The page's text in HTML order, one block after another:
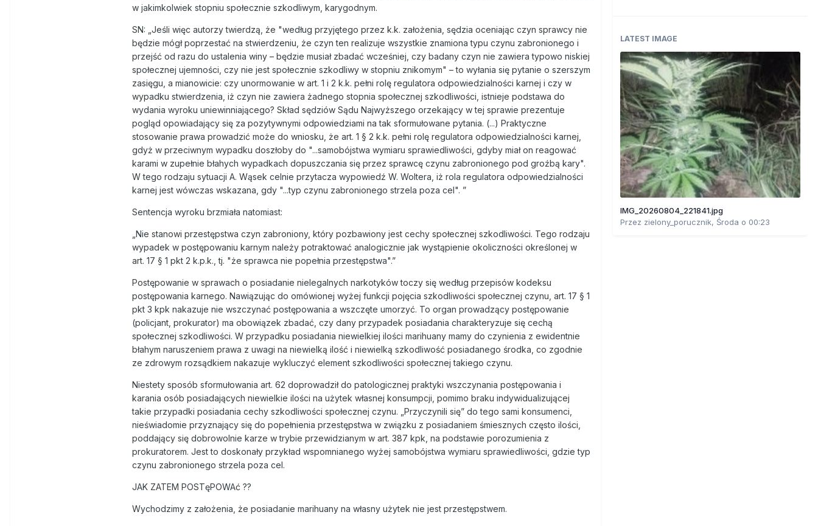
w jakimkolwiek stopniu społecznie szkodliwym, karygodnym.
SN: „Jeśli więc autorzy twierdzą, że "według przyjętego przez k.k. założenia, sędzia oceniając czyn sprawcy nie
będzie mógł poprzestać na stwierdzeniu, że czyn ten realizuje wszystkie znamiona typu czynu zabronionego i
przejść od razu do ustalenia winy – będzie musiał zbadać wcześniej, czy badany czyn nie zawiera typowo niskiej
społecznej ujemności, czy nie jest społecznie szkodliwy w stopniu znikomym" – to wyłania się pytanie o szerszym
zasięgu, a mianowicie: czy unormowanie w art. 1 i 2 k.k. pełni rolę regulatora odpowiedzialności karnej i czy w
wypadku stwierdzenia, iż czyn nie zawiera żadnego stopnia społecznej szkodliwości, istnieje podstawa do
wydania wyroku uniewinniającego? Skład sędziów Sądu Najwyższego orzekający w tej sprawie prezentuje
pogląd opowiadający się za pozytywnymi odpowiedziami na tak sformułowane pytania. (...) Praktyczne
stosowanie prawa prowadzić może do wniosku, że art. 1 § 2 k.k. pełni rolę regulatora odpowiedzialności karnej,
gdyż w przeciwnym wypadku doszłoby do "...samobójstwa wymiaru sprawiedliwości, gdyby miał on reagować
karami w zupełnie błahych wypadkach dopuszczania się przez sprawcę czynu zabronionego pod groźbą kary".
W tego rodzaju sytuacji A. Wąsek celnie przytacza wypowiedź W. Woltera, iż rola regulatora odpowiedzialności
karnej jest wówczas wskazana, gdy "...typ czynu zabronionego strzela poza cel". ”
Sentencja wyroku brzmiała natomiast:
„Nie stanowi przestępstwa czyn zabroniony, który pozbawiony jest cechy społecznej szkodliwości. Tego rodzaju
wypadek w postępowaniu karnym należy potraktować analogicznie jak wystąpienie okoliczności określonej w
art. 17 § 1 pkt 2 k.p.k., tj. "że sprawca nie popełnia przestępstwa".”
Postępowanie w sprawach o posiadanie nielegalnych narkotyków toczy się według przepisów kodeksu
postępowania karnego. Nawiązując do omówionej wyżej funkcji pojęcia szkodliwości społecznej czynu, art. 17 § 1
pkt 3 kpk nakazuje nie wszczynać postępowania a wszczęte umorzyć. To organ prowadzący postępowanie
(policjant, prokurator) ma obowiązek zbadać, czy dany przypadek posiadania charakteryzuje się cechą
społecznej szkodliwości. W przypadku posiadania niewielkiej ilości marihuany mamy do czynienia z ewidentnie
błahym naruszeniem prawa z uwagi na niewielką ilość i niewielką szkodliwość posiadanego środka, co zgodnie
ze zdrowym rozsądkiem nakazuje wykluczyć element szkodliwości społecznej takiego czynu.
Niestety sposób sformułowania art. 62 doprowadził do patologicznej praktyki wszczynania postępowania i
karania osób posiadających niewielkie ilości na użytek własnej konsumpcji, pomimo braku indywidualizującej
takie przypadki posiadania cechy szkodliwości społecznej czynu. „Przyczynili się” do tego sami konsumenci,
nieświadomie przyznający się do popełnienia przestępstwa w związku z posiadaniem śmiesznych często ilości,
poddający się dobrowolnie karze w trybie przewidzianym w art. 387 kpk, na podstawie porozumienia z
prokuratorem. Jest to doskonały przykład wspomnianego wyżej samobójstwa wymiaru sprawiedliwości, gdzie typ
czynu zabronionego strzela poza cel.
JAK ZATEM POSTęPOWAć ??
Wychodzimy z założenia, że posiadanie marihuany na własny użytek nie jest przestępstwem.
LATEST IMAGE
IMG_20260804_221841.jpg
Przez zielony_porucznik, Środa o 00:23